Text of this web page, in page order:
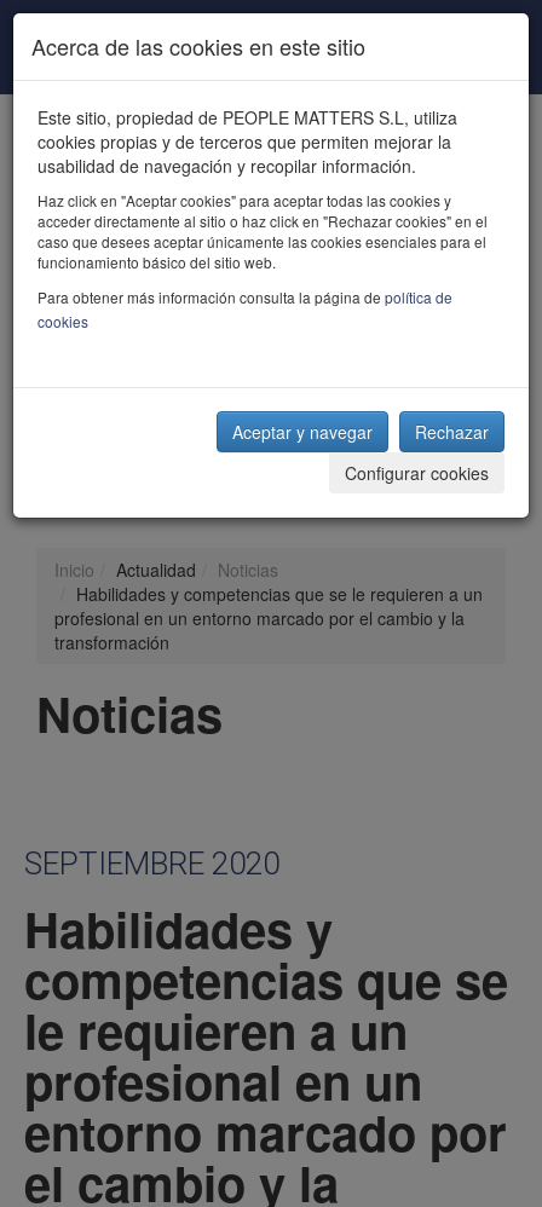
Pasar al contenido principal
powered by talent
Inicio Actualidad
Noticias
Habilidades y competencias que se le requieren a un
profesional en un entorno marcado por el cambio y la
transformación
Noticias
SEPTIEMBRE 2020
Habilidades y
competencias que se
le requieren a un
profesional en un
entorno marcado por
el cambio y la
Acerca de las cookies en este sitio
Este sitio, propiedad de PEOPLE MATTERS S.L, utiliza
cookies propias y de terceros que permiten mejorar la
usabilidad de navegación y recopilar información.
Haz click en "Aceptar cookies" para aceptar todas las cookies y
acceder directamente al sitio o haz click en "Rechazar cookies" en el
caso que desees aceptar únicamente las cookies esenciales para el
funcionamiento básico del sitio web.
Para obtener más información consulta la página de política de
cookies
Aceptar y navegar
Rechazar
Configurar cookies